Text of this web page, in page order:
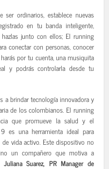
ordinarios, establece nuevas
en tu banda inteligente,
junto con ellos; El running
conectar con personas, conocer
por tu cuenta, una musiquita
y podrás controlarla desde tu
a brindar tecnología innovadora y
de los colombianos. El running
que promueve la salud y el
es una herramienta ideal para
vida activo. Este dispositivo no
un compañero que motiva a
Juliana Suarez, PR Manager de